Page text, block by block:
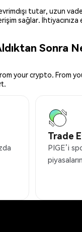
tutar, uzun
sağlar.
Sonra
your crypto.
Trade
PIGE’i